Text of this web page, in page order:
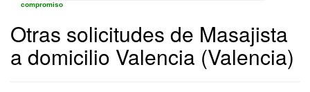
compromiso
Otras solicitudes de Masajista
a domicilio Valencia (Valencia)